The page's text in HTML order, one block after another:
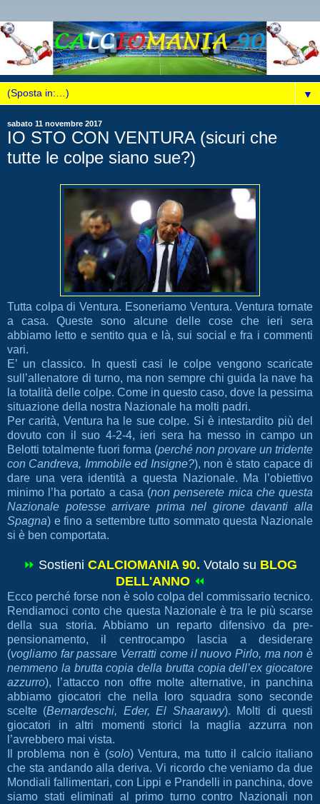
▼
sabato 11 novembre 2017
IO STO CON VENTURA (sicuri che
tutte le colpe siano sue?)
Tutta colpa di Ventura. Esoneriamo Ventura. Ventura tornate
a casa. Queste sono alcune delle cose che ieri sera
abbiamo letto e sentito qua e là, sui social e fra i commenti
vari.
E’ un classico. In questi casi le colpe vengono scaricate
sull’allenatore di turno, ma non sempre chi guida la nave ha
la totalità delle colpe. Come in questo caso, dove la pessima
situazione della nostra Nazionale ha molti padri.
Per carità, Ventura ha le sue colpe. Si è intestardito più del
dovuto con il suo 4-2-4, ieri sera ha messo in campo un
Belotti totalmente fuori forma (perché non provare un tridente
con Candreva, Immobile ed Insigne?), non è stato capace di
dare una vera identità a questa Nazionale. Ma l’obiettivo
minimo l’ha portato a casa (non penserete mica che questa
Nazionale potesse arrivare prima nel girone davanti alla
Spagna) e fino a settembre tutto sommato questa Nazionale
si è ben comportata.
⏩ Sostieni CALCIOMANIA 90. Votalo su BLOG
DELL'ANNO ⏪
Ecco perché forse non è solo colpa del commissario tecnico.
Rendiamoci conto che questa Nazionale è tra le più scarse
della sua storia. Abbiamo un reparto difensivo da pre-
pensionamento, il centrocampo lascia a desiderare
(vogliamo far passare Verratti come il nuovo Pirlo, ma non è
nemmeno la brutta copia della brutta copia dell’ex giocatore
azzurro), l’attacco non offre molte alternative, in panchina
abbiamo giocatori che nella loro squadra sono seconde
scelte (Bernardeschi, Eder, El Shaarawy). Molti di questi
giocatori in altri momenti storici la maglia azzurra non
l’avrebbero mai vista.
Il problema non è (solo) Ventura, ma tutto il calcio italiano
che sta andando alla deriva. Vi ricordo che veniamo da due
Mondiali fallimentari, con Lippi e Prandelli in panchina, dove
siamo stati eliminati al primo turno contro Nazionali non